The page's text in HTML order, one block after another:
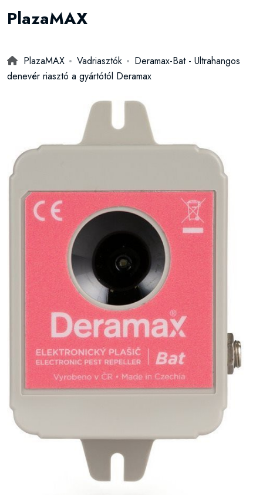
PlazaMAX
PlazaMAX Vadriasztók
Deramax-Bat - Ultrahangos
denevér riasztó a gyártótól Deramax